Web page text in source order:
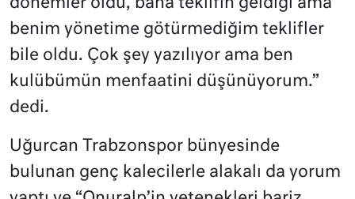
benim yönetime götürmediğim teklifler
bile oldu. Çok şey yazılıyor ama ben
kulübümün menfaatini düşünüyorum.”
dedi.
Uğurcan Trabzonspor bünyesinde
bulunan genç kalecilerle alakalı da yorum